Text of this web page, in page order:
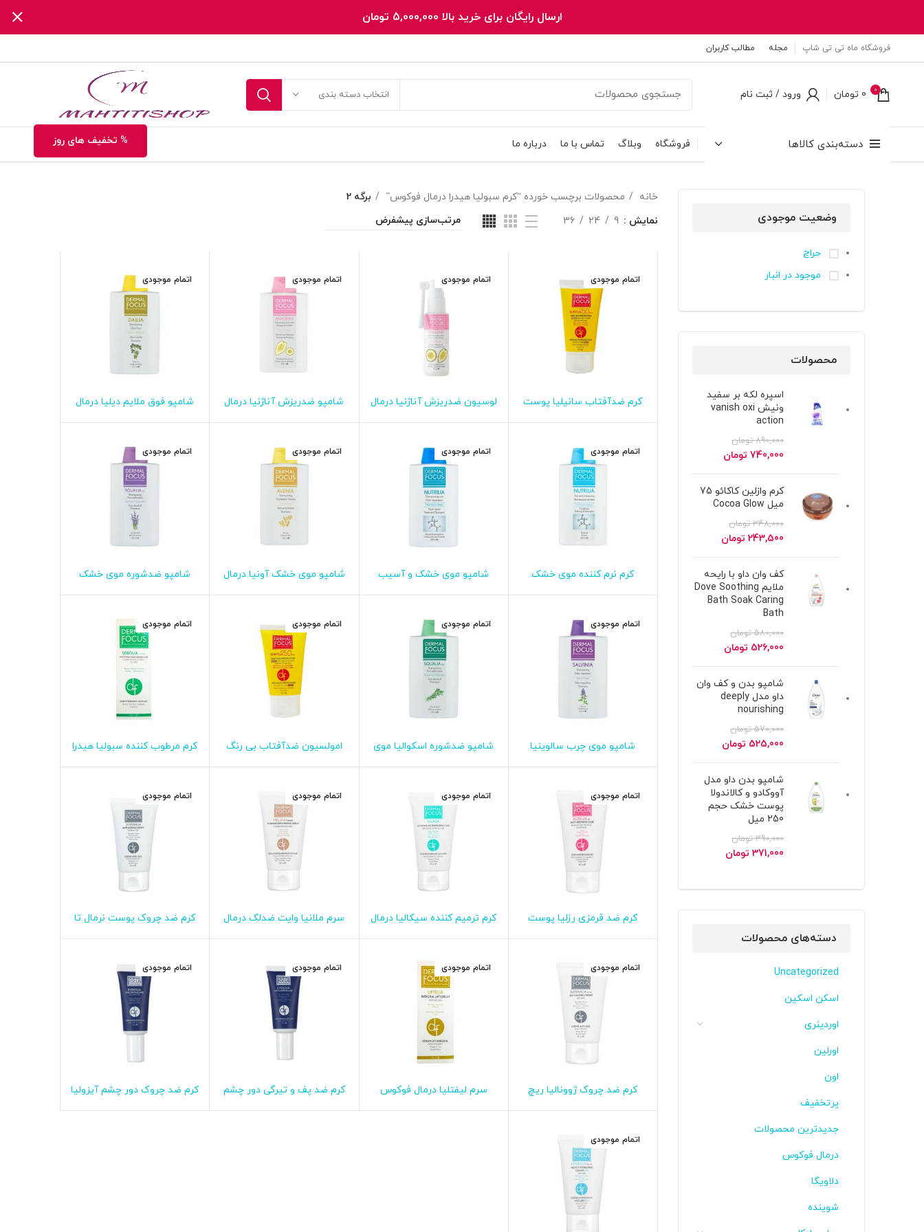
فروشگاه ماه تی تی شاپ مجله مطالب کاربران
0
0 تومان ورود / ثبت نام انتخاب دسته بندی
دسته‌بندی کالاها فروشگاه وبلاگ تماس با ما درباره ما % تخفیف های روز
وضعیت موجودی
حراج
موجود در انبار
محصولات
اسپره لکه بر سفید
ونیش vanish oxi
action
890,000 تومان
قیمت
890,000 تومان
بود.
740,000 تومان
است.
کرم وازلین کاکائو 75
میل Cocoa Glow
348,000 تومان
قیمت
348,000 تومان
بود.
243,500 تومان
است.
کف وان داو با رایحه
ملایم Dove Soothing
Bath Soak Caring
Bath
580,000 تومان
قیمت
580,000 تومان
بود.
526,000 تومان
است.
شامپو بدن و کف وان
داو مدل deeply
nourishing
570,000 تومان
قیمت
570,000 تومان
بود.
525,000 تومان
است.
شامپو بدن داو مدل
آووکادو و کالاندولا
پوست خشک حجم
250 میل
390,000 تومان
قیمت
371,000 تومان
دسته‌های محصولات
Uncategorized
اسکن اسکین
اوردینری
اورلین
اون
پرتخفیف
جدیدترین محصولات
درمال فوکوس
دلاویگا
شوینده
خانه محصولات برچسب خورده “کرم سبولیا هیدرا درمال فوکوس”
برگه 2
نمایش
9
24
36
اتمام موجودی
اطلاعات بیشتر
کرم ضدآفتاب سانیلیا پوست
اتمام موجودی
اطلاعات بیشتر
لوسیون ضدریزش آناژنیا درمال
اتمام موجودی
اطلاعات بیشتر
شامپو ضدریزش آناژنیا درمال
اتمام موجودی
اطلاعات بیشتر
شامپو فوق ملایم دیلیا درمال
اتمام موجودی
اطلاعات بیشتر
کرم نرم کننده موی خشک
اتمام موجودی
اطلاعات بیشتر
شامپو موی خشک و آسیب
اتمام موجودی
اطلاعات بیشتر
شامپو موی خشک آونیا درمال
اتمام موجودی
اطلاعات بیشتر
شامپو ضدشوره موی خشک
اتمام موجودی
اطلاعات بیشتر
شامپو موی چرب سالوینیا
اتمام موجودی
اطلاعات بیشتر
شامپو ضدشوره اسکوالیا موی
اتمام موجودی
اطلاعات بیشتر
امولسیون ضدآفتاب بی رنگ
درمال فوکوس
اتمام موجودی
اطلاعات بیشتر
کرم مرطوب کننده سبولیا هیدرا
اتمام موجودی
اطلاعات بیشتر
کرم ضد قرمزی رزلیا پوست
اتمام موجودی
اطلاعات بیشتر
کرم ترمیم کننده سیکالیا درمال
اتمام موجودی
اطلاعات بیشتر
سرم ملانیا وایت ضدلک درمال
اتمام موجودی
اطلاعات بیشتر
کرم ضد چروک پوست نرمال تا
اتمام موجودی
اطلاعات بیشتر
کرم ضد چروک ژوونالیا ریچ
اتمام موجودی
اطلاعات بیشتر
سرم لیفتلیا درمال فوکوس
اتمام موجودی
اطلاعات بیشتر
کرم ضد پف و تیرگی دور چشم
اتمام موجودی
اطلاعات بیشتر
کرم ضد چروک دور چشم آیزولیا
اتمام موجودی
ارسال رایگان برای خرید بالا 5,000,000 تومان